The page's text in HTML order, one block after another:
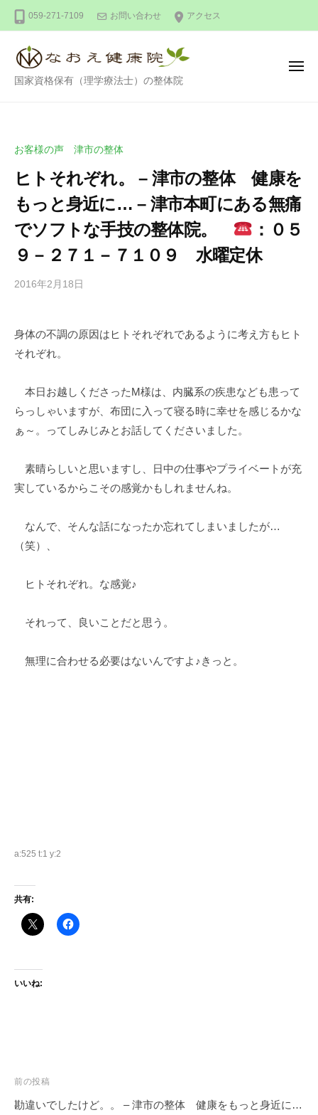
ン
059-271-7109 お問い合わせ アクセス
整
健
康
院
国家資格保有（理学療法士）の整体院
メ
お客様の声 津市の整体
ヒトそれぞれ。 – 津市の整体 健康を
もっと身近に… – 津市本町にある無痛
でソフトな手技の整体院。
：０５
９－２７１－７１０９ 水曜定休
2016年2月18日
e
@
i
e
.
の
ン
身体の不調の原因はヒトそれぞれであるように考え方もヒト
それぞれ。
本日お越しくださったM様は、内臓系の疾患なども患って
らっしゃいますが、布団に入って寝る時に幸せを感じるかな
ぁ～。ってしみじみとお話してくださいました。
素晴らしいと思いますし、日中の仕事やプライベートが充
実しているからこその感覚かもしれませんね。
なんで、そんな話になったか忘れてしまいましたが…
（笑）、
ヒトそれぞれ。な感覚♪
それって、良いことだと思う。
無理に合わせる必要はないんですよ♪きっと。
a:525 t:1 y:2
共有:
いいね:
投
稿
前の投稿
勘違いでしたけど。。 – 津市の整体 健康をもっと身近に…
体
な
お
え
健